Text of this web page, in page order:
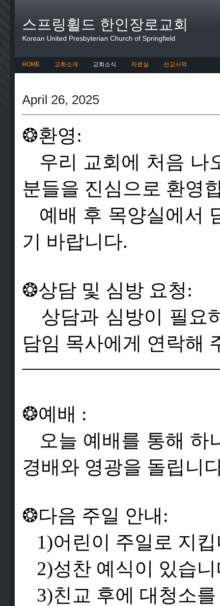
스프링휠드 한인장로교회
Korean United Presbyterian Church of Springfield
HOME 교회소개 교회소식 자료실 선교사역
April 26, 2025
❂환영:
우리 교회에 처음 나
분들을 진심으로 환영
예배 후 목양실에서
기 바랍니다.
❂상담 및 심 방 요청:
상담과 심 방이 필 요
담임 목사에게 연 락해
❂예배 :
오늘 예배를 통해 하
경배와 영광을 돌립 니
❂다음 주일 안내:
1)어 린 이 주일 로 지 킵
2)성찬 예식 이 있습니
3)친 교 후에 대청소를